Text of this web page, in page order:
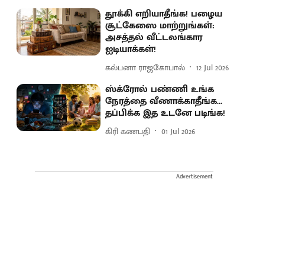
தூக்கி எறியாதீங்க! பழைய
சூட்கேஸை மாற்றுங்கள்:
அசத்தல் வீட்டலங்கார
ஐடியாக்கள்!
கல்பனா ராஜகோபால் 12 Jul 2026
ஸ்க்ரோல் பண்ணி உங்க
நேரத்தை வீணாக்காதீங்க...
தப்பிக்க இத உடனே படிங்க!
கிரி கணபதி 01 Jul 2026
Advertisement